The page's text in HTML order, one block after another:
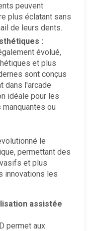
peuvent
plus éclatant sans
de leurs dents.
:
évolué,
et plus
sont conçus
dans l'arcade
idéale pour les
ou
le
permettant des
et plus
innovations les
assistée
permet aux